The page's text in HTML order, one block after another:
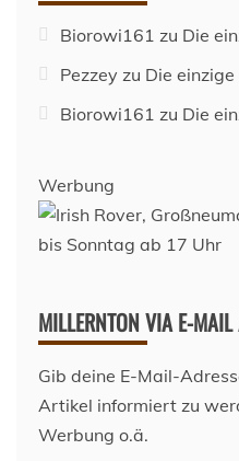
Biorowi161 zu Die
Pezzey zu Die
Biorowi161 zu Die
Werbung
MILLERNTON VIA E-MAIL
Gib deine E-Mail-
Artikel informiert zu
Werbung o.ä.